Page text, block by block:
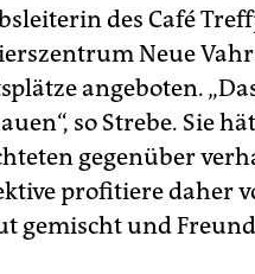
des Café
Neue
angeboten.
so Strebe. Sie
gegenüber
profitiere daher
gemischt und